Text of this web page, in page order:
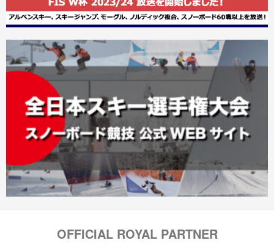
OFFICIAL ROYAL PARTNER